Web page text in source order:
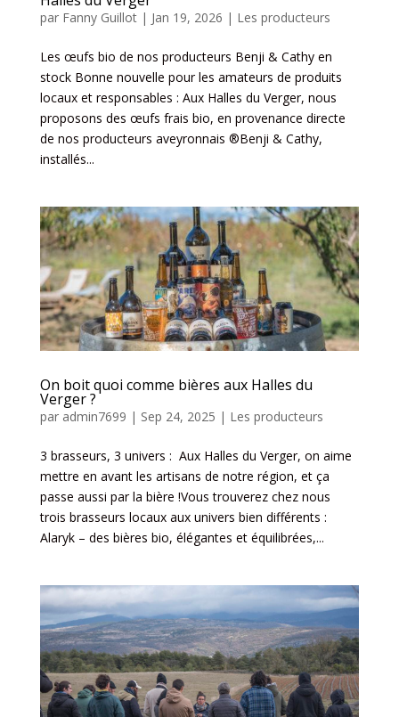
par Fanny Guillot| Jan 19, 2026 | Les producteurs
Les œufs bio de nos producteurs Benji & Cathy en
stock Bonne nouvelle pour les amateurs de produits
locaux et responsables : Aux Halles du Verger, nous
proposons des œufs frais bio, en provenance directe
de nos producteurs aveyronnais ®Benji & Cathy,
installés...
On boit quoi comme bières aux Halles du
Verger ?
par admin7699 | Sep 24, 2025 | Les producteurs
3 brasseurs, 3 univers : Aux Halles du Verger, on aime
mettre en avant les artisans de notre région, et ça
passe aussi par la bière !Vous trouverez chez nous
trois brasseurs locaux aux univers bien différents :
Alaryk – des bières bio, élégantes et équilibrées,...